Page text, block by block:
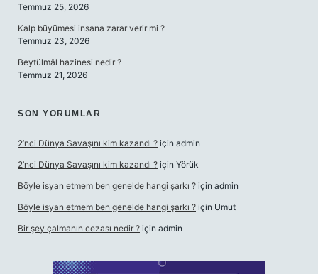
Temmuz 25, 2026
Kalp büyümesi insana zarar verir mi ?
Temmuz 23, 2026
Beytülmâl hazinesi nedir ?
Temmuz 21, 2026
SON YORUMLAR
2’nci Dünya Savaşını kim kazandı ? için admin
2’nci Dünya Savaşını kim kazandı ? için Yörük
Böyle isyan etmem ben genelde hangi şarkı ? için admin
Böyle isyan etmem ben genelde hangi şarkı ? için Umut
Bir şey çalmanın cezası nedir ? için admin